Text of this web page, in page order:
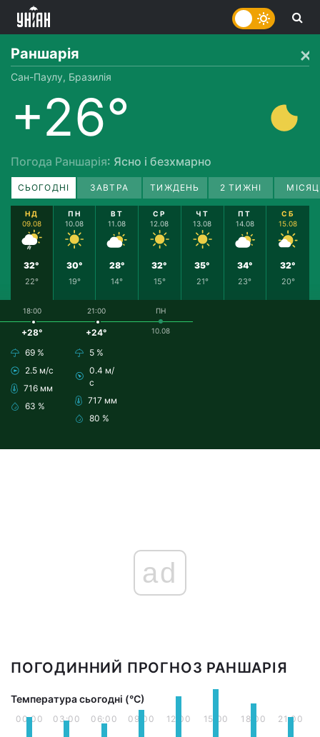
Раншарія
Сан-Паулу, Бразилія
+26°
Погода Раншарія: Ясно і безхмарно
СЬОГОДНІ ЗАВТРА ТИЖДЕНЬ 2 ТИЖНІ
НД
09.08
32°
22°
ПН
10.08
30°
19°
ВТ
11.08
28°
14°
СР
12.08
32°
15°
ЧТ
13.08
35°
21°
ПТ
14.08
34°
23°
СБ
15.08
32°
20°
18:00
+28°
69 %
2.5 м/с
716 мм
63 %
21:00
+24°
5 %
0.4 м/
с
717 мм
80 %
ПН
10.08
ad
ПОГОДИННИЙ ПРОГНОЗ РАНШАРІЯ
Температура сьогодні (°С)
00:00 03:00 06:00 09:00 12:00 15:00 18:00 21:00